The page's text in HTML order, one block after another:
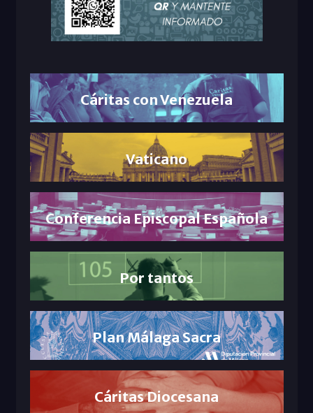
Cáritas con Venezuela
Vaticano
Conferencia Episcopal Española
Por tantos
Plan Málaga Sacra
Cáritas Diocesana